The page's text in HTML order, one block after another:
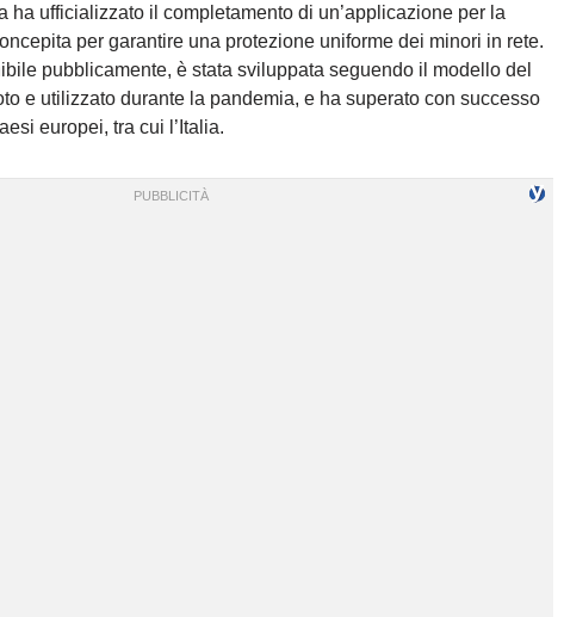
ha ufficializzato il completamento di un’applicazione per la
per garantire una protezione uniforme dei minori in rete.
pubblicamente, è stata sviluppata seguendo il modello del
e utilizzato durante la pandemia, e ha superato con successo
europei, tra cui l’Italia.